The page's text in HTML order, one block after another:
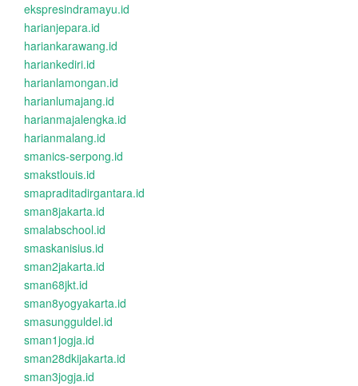
ekspresindramayu.id
harianjepara.id
hariankarawang.id
hariankediri.id
harianlamongan.id
harianlumajang.id
harianmajalengka.id
harianmalang.id
smanics-serpong.id
smakstlouis.id
smapraditadirgantara.id
sman8jakarta.id
smalabschool.id
smaskanisius.id
sman2jakarta.id
sman68jkt.id
sman8yogyakarta.id
smasungguldel.id
sman1jogja.id
sman28dkijakarta.id
sman3jogja.id